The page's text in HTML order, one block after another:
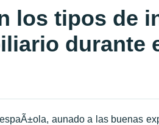
los tipos de
durante
aunado a las buenas